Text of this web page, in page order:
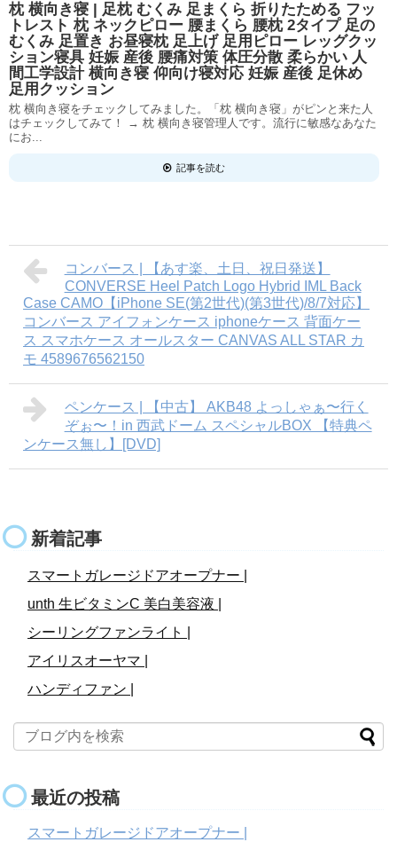
枕 横向き寝 | 足枕 むくみ 足まくら 折りたためる フッ
トレスト 枕 ネックピロー 腰まくら 腰枕 2タイプ 足の
むくみ 足置き お昼寝枕 足上げ 足用ピロー レッグクッ
ション寝具 妊娠 産後 腰痛対策 体圧分散 柔らかい 人
間工学設計 横向き寝 仰向け寝対応 妊娠 産後 足休め
足用クッション
枕 横向き寝をチェックしてみました。「枕 横向き寝」がピンと来た人
はチェックしてみて！ → 枕 横向き寝管理人です。流行に敏感なあなた
にお...
記事を読む
コンバース | 【あす楽、土日、祝日発送】
CONVERSE Heel Patch Logo Hybrid IML Back
Case CAMO【iPhone SE(第2世代)(第3世代)/8/7対応】
コンバース アイフォンケース iphoneケース 背面ケー
ス スマホケース オールスター CANVAS ALL STAR カ
モ 4589676562150
ペンケース | 【中古】 AKB48 よっしゃぁ〜行く
ぞぉ〜！in 西武ドーム スペシャルBOX 【特典ペ
ンケース無し】[DVD]
新着記事
スマートガレージドアオープナー |
unth 生ビタミンC 美白美容液 |
シーリングファンライト |
アイリスオーヤマ |
ハンディファン |
最近の投稿
スマートガレージドアオープナー |